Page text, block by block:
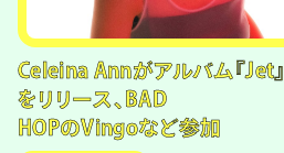
Celeina Annがアルバム『Jet』
をリリース、BAD
HOPのVingoなど参加